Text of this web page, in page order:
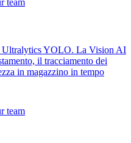
Ultralytics YOLO. La Vision AI
il tracciamento dei
in magazzino in tempo